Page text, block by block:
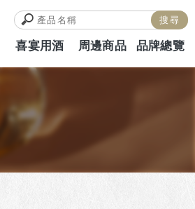
喜宴用酒
WEDDING
周邊商品 品牌總覽